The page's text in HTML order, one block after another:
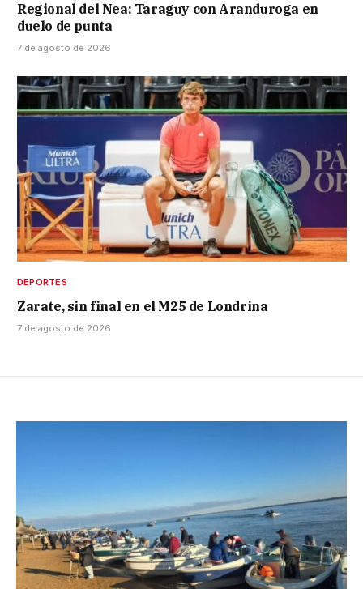
Regional del Nea: Taraguy con Aranduroga en
duelo de punta
7 de agosto de 2026
DEPORTES
Zarate, sin final en el M25 de Londrina
7 de agosto de 2026